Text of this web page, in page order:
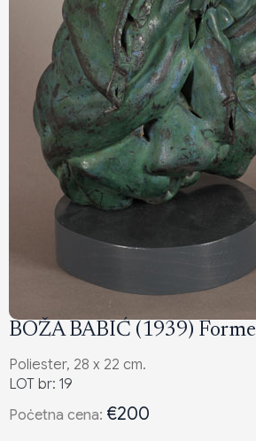
BOŽA BABIĆ (1939) Forme
Poliester, 28 x 22 cm.
LOT br: 19
Poċetna cena: €200